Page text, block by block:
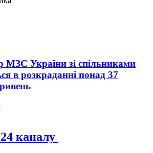
МЗС України зі спільниками
в розкраданні понад 37
каналу